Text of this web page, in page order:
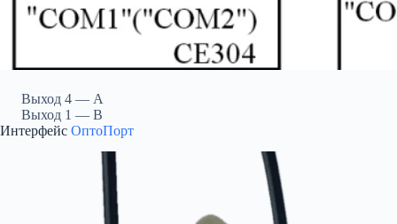
Выход 4 — A
Выход 1 — B
Интерфейс ОптоПорт